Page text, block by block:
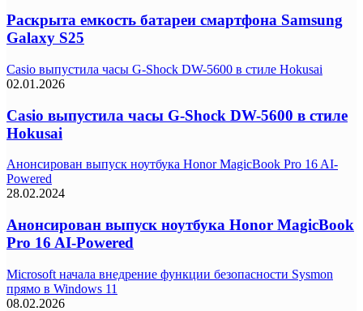
Раскрыта емкость батареи смартфона Samsung
Galaxy S25
Casio выпустила часы G-Shock DW-5600 в стиле Hokusai
02.01.2026
Casio выпустила часы G-Shock DW-5600 в стиле
Hokusai
Анонсирован выпуск ноутбука Honor MagicBook Pro 16 AI-
Powered
28.02.2024
Анонсирован выпуск ноутбука Honor MagicBook
Pro 16 AI-Powered
Microsoft начала внедрение функции безопасности Sysmon
прямо в Windows 11
08.02.2026